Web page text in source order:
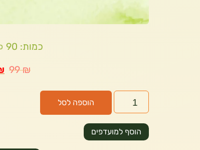
כמות: 90
99₪
הוספה לסל
הוסף למועדפים